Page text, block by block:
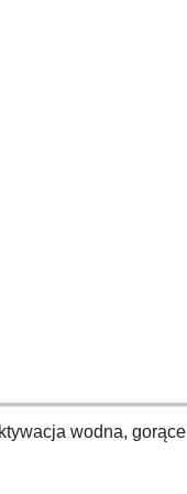
wodna, gorące